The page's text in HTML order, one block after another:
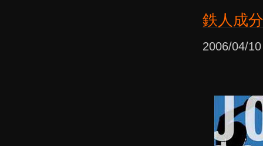
鉄人成
2006/04/